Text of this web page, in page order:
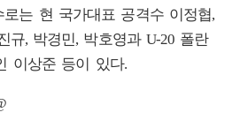
로는 현 국가대표 공격수 이정협,
규, 박경민, 박호영과 U-20 폴란
이상준 등이 있다.